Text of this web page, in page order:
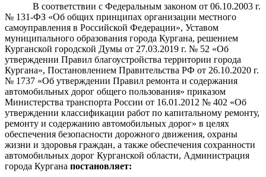
В соответствии с Федеральным законом от 06.10.2003 г.
№ 131-ФЗ «Об общих принципах организации местного
самоуправления в Российской Федерации», Уставом
муниципального образования города Кургана, решением
Курганской городской Думы от 27.03.2019 г. № 52 «Об
утверждении Правил благоустройства территории города
Кургана», Постановлением Правительства РФ от 26.10.2020 г.
№ 1737 «Об утверждении Правил ремонта и содержания
автомобильных дорог общего пользования» приказом
Министерства транспорта России от 16.01.2012 № 402 «Об
утверждении классификации работ по капитальному ремонту,
ремонту и содержанию автомобильных дорог» в целях
обеспечения безопасности дорожного движения, охраны
жизни и здоровья граждан, а также обеспечения сохранности
автомобильных дорог Курганской области, Администрация
города Кургана постановляет: